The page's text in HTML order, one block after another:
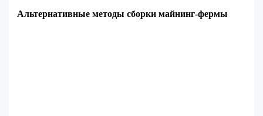
Альтернативные методы сборки майнинг-фермы